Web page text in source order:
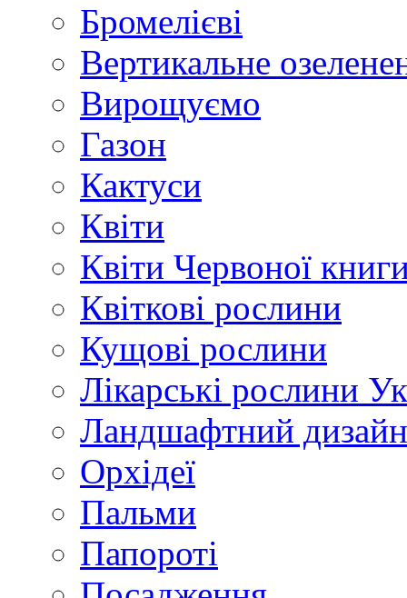
Бромелієві
Вертикальне
Вирощуємо
Газон
Кактуси
Квіти
Квіти Червоної
Квіткові рослини
Кущові рослини
Лікарські рослини
Ландшафтний дизайн
Орхідеї
Пальми
Папороті